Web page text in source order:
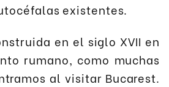
existentes.
en el siglo XVII en
rumano, como muchas
al visitar Bucarest.